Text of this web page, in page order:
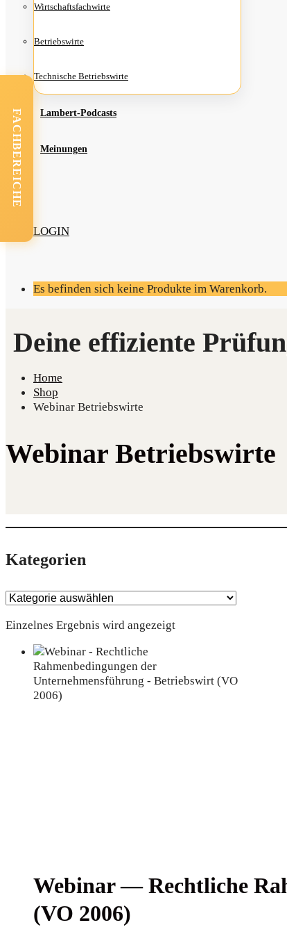
Wirt­schafts­fach­wir­te
Betriebs­wir­te
Tech­ni­sche Betriebswirte
Lam­­bert-Pod­­casts
Mei­nun­gen
LOGIN
Es befinden sich keine Produkte im Warenkorb.
Home
Shop
Webinar Betriebswirte
Webinar Betriebswirte
Kate­go­rien
Einzelnes Ergebnis wird angezeigt
Web­i­nar — Recht­li­che
(VO 2006)
FACHBEREICHE